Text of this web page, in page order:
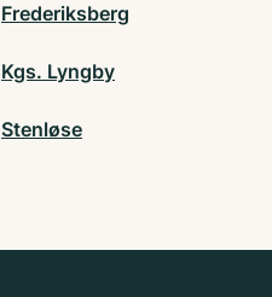
Frederiksberg
Kgs. Lyngby
Stenløse